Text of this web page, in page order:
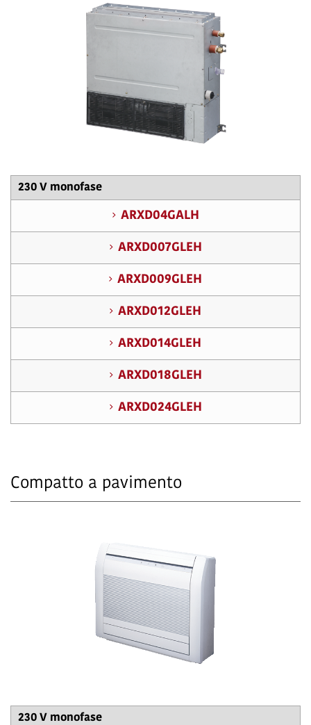
230 V monofase
ARXD04GALH
ARXD007GLEH
ARXD009GLEH
ARXD012GLEH
ARXD014GLEH
ARXD018GLEH
ARXD024GLEH
Compatto a pavimento
230 V monofase